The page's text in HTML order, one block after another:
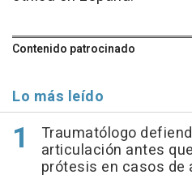
Contenido patrocinado
Lo más leído
Traumatólogo
articulación antes
prótesis en casos de